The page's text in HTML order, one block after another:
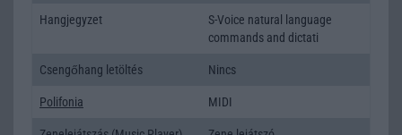
Hangjegyzet
S-Voice natural language
commands and dictati
Csengőhang letöltés Nincs
Polifonia MIDI